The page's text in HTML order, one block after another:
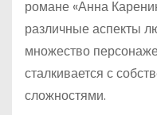
романе «Анна
различные аспекты
множество
сталкивается с
сложностями.